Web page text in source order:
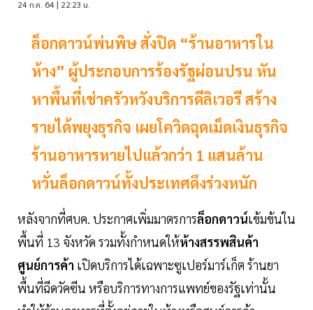
24 ก.ค. 64 | 22:23 น.
ล็อกดาวน์พ่นพิษ สั่งปิด “ร้านอาหารใน
ห้าง” ผู้ประกอบการร้องรัฐผ่อนปรน หัน
หาพื้นที่เช่าครัวหวังบริการดีลิเวอรี สร้าง
รายได้พยุงธุรกิจ เผยโควิดฉุดเม็ดเงินธุรกิจ
ร้านอาหารหายไปแล้วกว่า 1 แสนล้าน
หวั่นล็อกดาวน์ทั้งประเทศดึงร่วงหนัก
หลังจากที่ศบค. ประกาศเพิ่มมาตรการล็อกดาวน์เข้มข้นใน
พื้นที่ 13 จังหวัด รวมทั้งกำหนดให้ห้างสรรพสินค้า
ศูนย์การค้า เปิดบริการได้เฉพาะซูเปอร์มาร์เก็ต ร้านยา
พื้นที่ฉีดวัคซีน หรือบริการทางการแพทย์ของรัฐเท่านั้น